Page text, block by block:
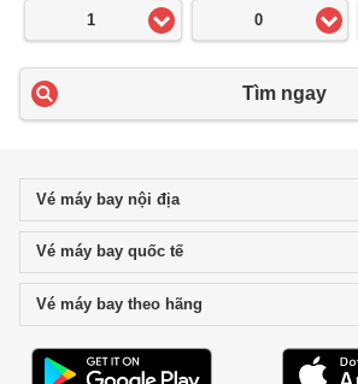
1 0
Tìm ngay
Vé máy bay nội địaclick to expand contents
Vé máy bay quốc tếclick to expand contents
Vé máy bay theo hãng